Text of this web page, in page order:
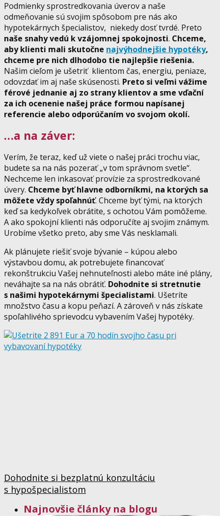
Podmienky sprostredkovania úverov a naše
odmeňovanie sú svojim spôsobom pre nás ako
hypotekárnych špecialistov, niekedy dosť tvrdé. Preto
naše snahy vedú k vzájomnej spokojnosti. Chceme,
aby klienti mali skutočne najvýhodnejšie hypotéky,
chceme pre nich dlhodobo tie najlepšie riešenia.
Našim cieľom je ušetriť klientom čas, energiu, peniaze,
odovzdať im aj naše skúsenosti. Preto si veľmi vážime
férové jednanie aj zo strany klientov a sme vďační
za ich ocenenie našej práce formou napísanej
referencie alebo odporúčaním vo svojom okolí.
…a na záver:
Verím, že teraz, keď už viete o našej práci trochu viac,
budete sa na nás pozerať „v tom správnom svetle“.
Nechceme len inkasovať provízie za sprostredkované
úvery. Chceme byť hlavne odborníkmi, na ktorých sa
môžete vždy spoľahnúť. Chceme byť tými, na ktorých
keď sa kedykoľvek obrátite, s ochotou Vám pomôžeme.
A ako spokojní klienti nás odporučíte aj svojim známym.
Urobíme všetko preto, aby sme Vás nesklamali.
Ak plánujete riešiť svoje bývanie – kúpou alebo
výstavbou domu, ak potrebujete financovať
rekonštrukciu Vašej nehnuteľnosti alebo máte iné plány,
neváhajte sa na nás obrátiť. Dohodnite si stretnutie
s našimi hypotekárnymi špecialistami. Ušetríte
množstvo času a kopu peňazí. A zároveň v nás získate
spoľahlivého sprievodcu vybavením Vašej hypotéky.
Dohodnite si bezplatnú konzultáciu
s hypošpecialistom
Najnovšie články na blogu